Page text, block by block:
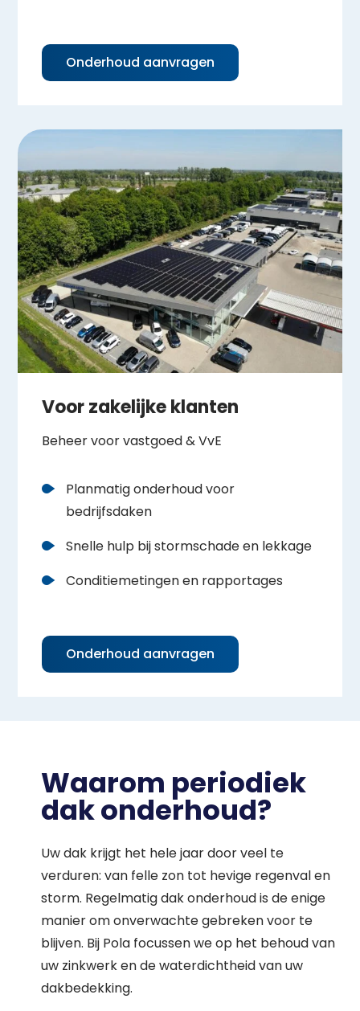
Onderhoud aanvragen
Voor zakelijke klanten
Beheer voor vastgoed & VvE
Planmatig onderhoud voor
bedrijfsdaken
Snelle hulp bij stormschade en lekkage
Conditiemetingen en rapportages
Onderhoud aanvragen
Waarom periodiek
dak onderhoud?
Uw dak krijgt het hele jaar door veel te
verduren: van felle zon tot hevige regenval en
storm. Regelmatig dak onderhoud is de enige
manier om onverwachte gebreken voor te
blijven. Bij Pola focussen we op het behoud van
uw zinkwerk en de waterdichtheid van uw
dakbedekking.